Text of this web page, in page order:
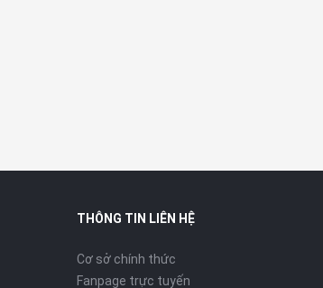
THÔNG TIN LIÊN HỆ
Cơ sở chính thức
Fanpage trực tuyến